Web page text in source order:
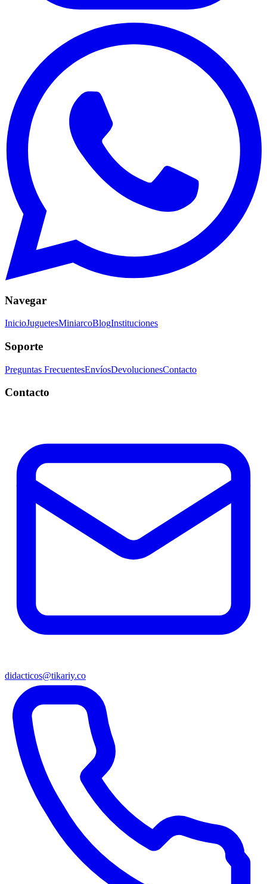
Navegar
InicioJuguetesMiniarcoBlogInstituciones
Soporte
Preguntas FrecuentesEnvíosDevolucionesContacto
Contacto
didacticos@tikariy.co